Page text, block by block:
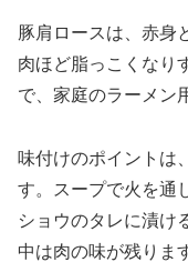
豚肩ロースは、赤身
肉ほど脂っこくなり
で、家庭のラーメン
味付けのポイントは
す。スープで火を通
ショウのタレに漬け
中は肉の味が残りま